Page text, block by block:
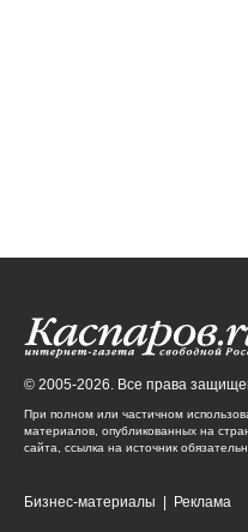
© 2005-2026. Все права
При полном или частичном
материалов, опубликованных на
сайта, ссылка на источник
Бизнес-материалы Реклама